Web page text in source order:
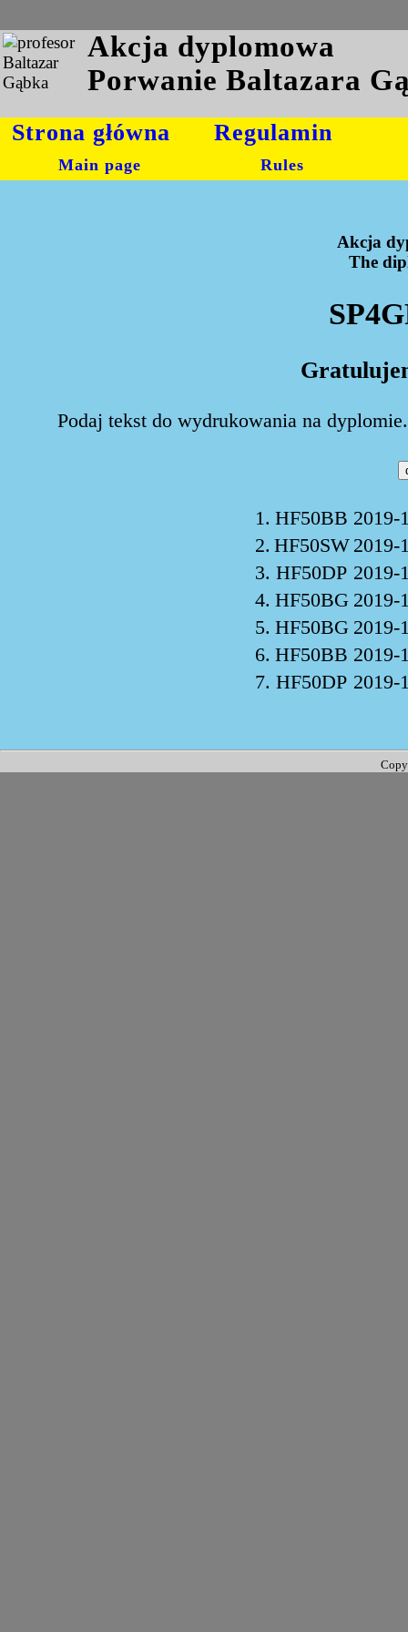
Akcja dyplomowa
Porwanie Baltazara
Strona główna
Main page
Regulamin
Rules
Akcja
The
Podaj tekst do wydrukowania na
1. HF50BB 2019-
2. HF50SW 2019-
3. HF50DP 2019-
4. HF50BG 2019-
5. HF50BG 2019-
6. HF50BB 2019-
7. HF50DP 2019-